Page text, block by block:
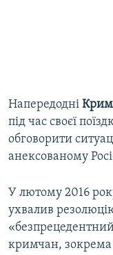
Напередодні
під час своєї
обговорити
анексованому
У лютому 2016
ухвалив
кримчан, зокрема